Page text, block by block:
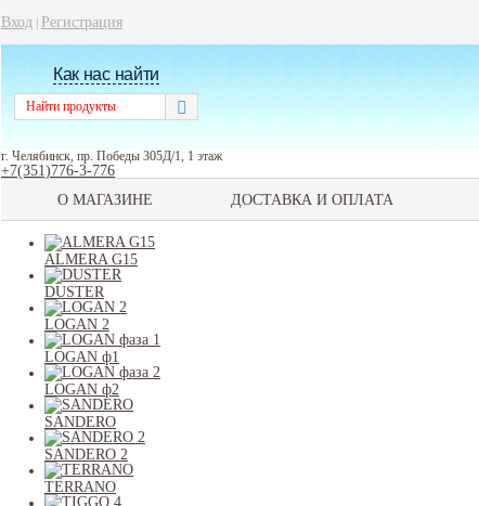
Вход Регистрация
Как нас найти
г. Челябинск, пр. Победы 305Д/1, 1 этаж
+7(351)776-3-776
О МАГАЗИНЕ
ДОСТАВКА И ОПЛАТА
ALMERA G15
DUSTER
LOGAN 2
LOGAN ф1
LOGAN ф2
SANDERO
SANDERO 2
TERRANO